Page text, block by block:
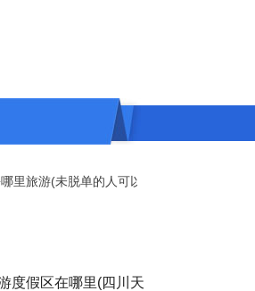
旅游(未脱单的人可以去哪些旅游胜地)
度假区在哪里(四川天